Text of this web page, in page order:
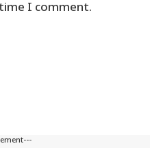
I comment.